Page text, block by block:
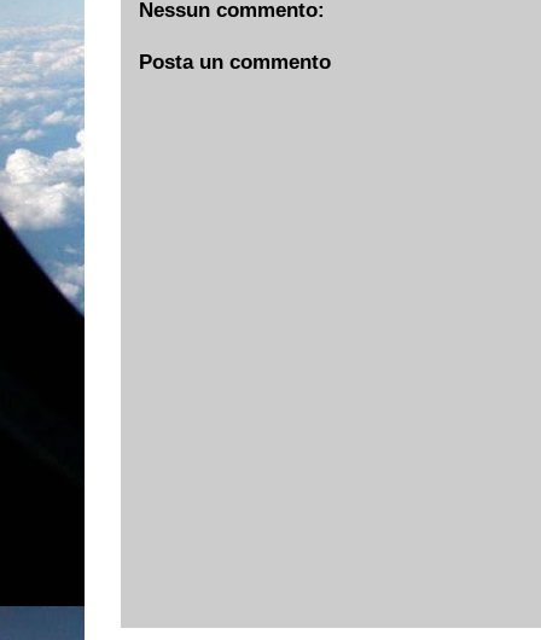
Nessun commento:
Posta un commento